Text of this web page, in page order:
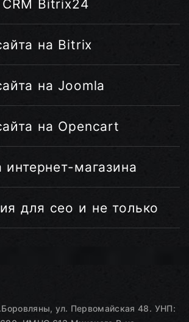
Bitrix24
на Bitrix
на Joomla
на Opencart
интернет-магазина
для сео и не только
ул. Первомайская 48. УНП: